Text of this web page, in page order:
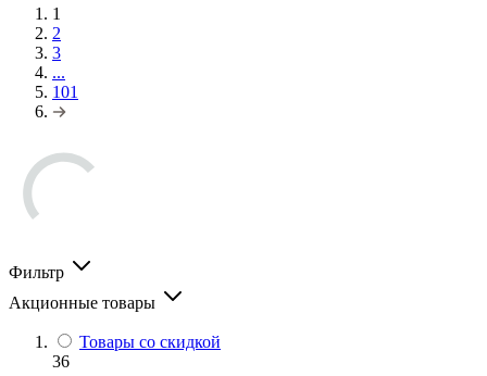
1
2
3
...
101
Фильтр
Акционные товары
Товары со скидкой
36